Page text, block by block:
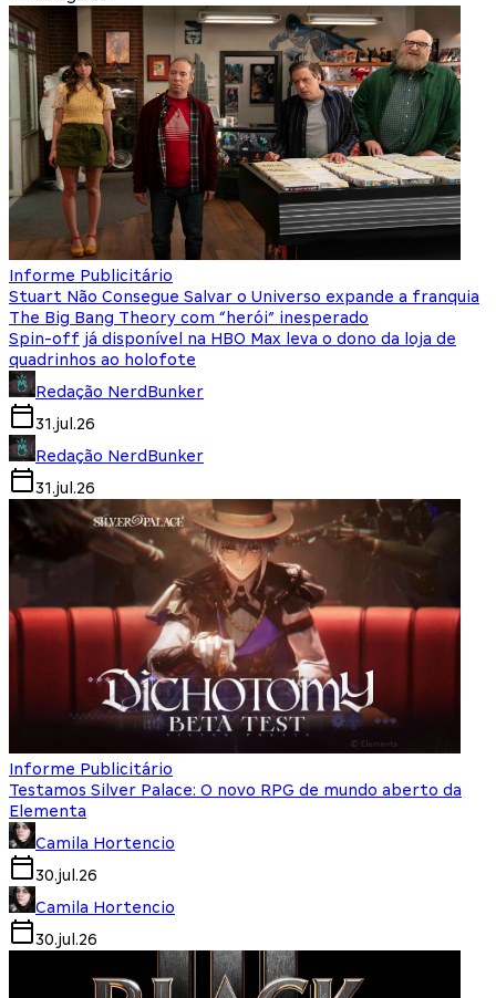
Informe Publicitário
Stuart Não Consegue Salvar o Universo expande a franquia
The Big Bang Theory com “herói” inesperado
Spin-off já disponível na HBO Max leva o dono da loja de
quadrinhos ao holofote
Redação NerdBunker
31.jul.26
Redação NerdBunker
31.jul.26
Informe Publicitário
Testamos Silver Palace: O novo RPG de mundo aberto da
Elementa
Camila Hortencio
30.jul.26
Camila Hortencio
30.jul.26